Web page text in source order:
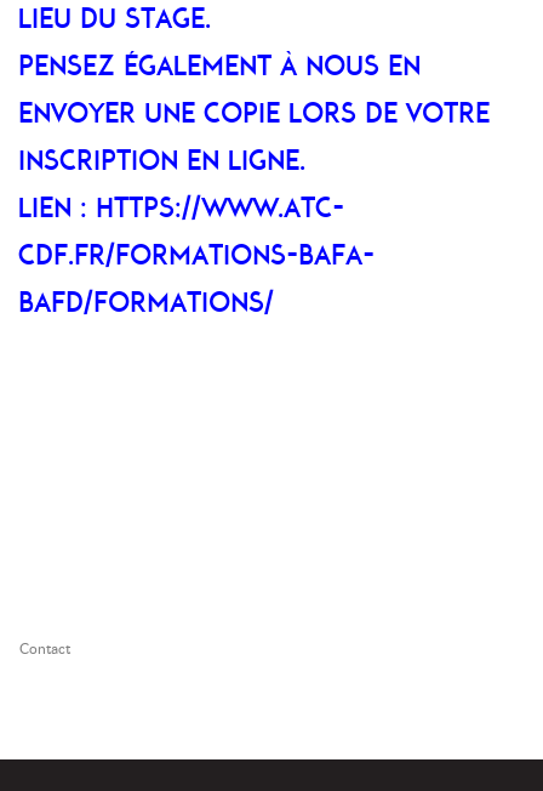
LIEU DU STAGE.
PENSEZ ÉGALEMENT À NOUS EN
ENVOYER UNE COPIE LORS DE VOTRE
INSCRIPTION EN LIGNE.
LIEN : HTTPS://WWW.ATC-
CDF.FR/FORMATIONS-BAFA-
BAFD/FORMATIONS/
Contact